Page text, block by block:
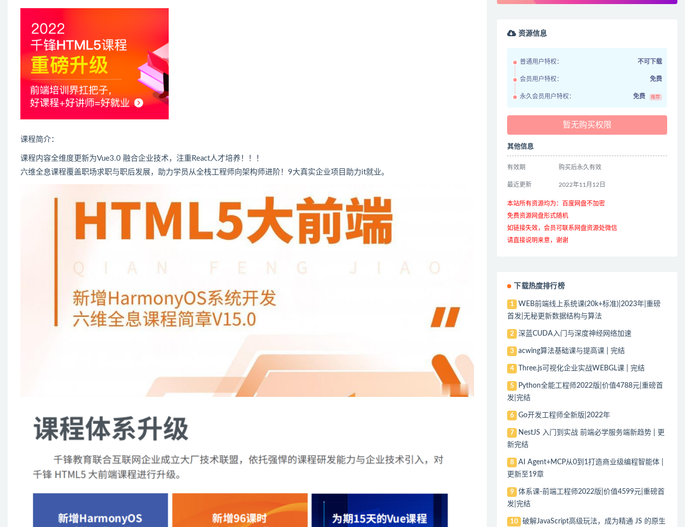
课程简介：
课程内容全维度更新为Vue3.0 融合企业技术，注重React人才培养！！！
六维全息课程覆盖职场求职与职后发展，助力学员从全栈工程师向架构师进阶！9大真实企业项目助力it就业。
资源信息
普通用户特权： 不可下载
会员用户特权： 免费
永久会员用户特权： 免费 推荐
暂无购买权限
其他信息
有效期 购买后永久有效
最近更新 2022年11月12日
本站所有资源均为：百度网盘不加密
免费资源网盘形式随机
如链接失效，会员可联系网盘资源处微信
请直接说明来意，谢谢
下载热度排行榜
1
WEB前端线上系统课(20k+标准)|2023年|重磅
首发|无秘更新数据结构与算法
2 深蓝CUDA入门与深度神经网络加速
3 acwing算法基础课与提高课 | 完结
4 Three.js可视化企业实战WEBGL课 | 完结
5
Python全能工程师2022版|价值4788元|重磅首
发|完结
6 Go开发工程师全新版|2022年
7
NestJS 入门到实战 前端必学服务端新趋势 | 更
新完结
8
AI Agent+MCP从0到1打造商业级编程智能体 |
更新至19章
9
体系课-前端工程师2022版|价值4599元|重磅首
发|完结
10
破解JavaScript高级玩法，成为精通 JS 的原生